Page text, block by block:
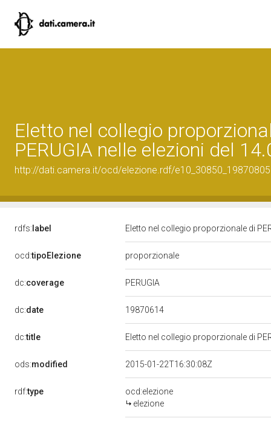
Eletto nel collegio
PERUGIA nelle elezioni del
http://dati.camera.it/ocd/elezione.rdf/e10_30850_19870805
rdfs: label Eletto nel collegio proporzionale di
ocd:tipoElezione proporzionale
dc:coverage PERUGIA
dc:date 19870614
dc:title Eletto nel collegio proporzionale di
ods:modified 2015-01-22T16:30:08Z
rdf:type
ocd:elezione
elezione